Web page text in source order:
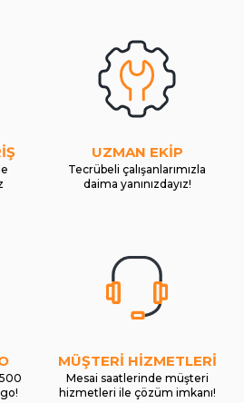
UZMAN EKİP
Tecrübeli çalışanlarımızla
daima yanınızdayız!
MÜŞTERİ HİZMETLERİ
Mesai saatlerinde müşteri
hizmetleri ile çözüm imkanı!